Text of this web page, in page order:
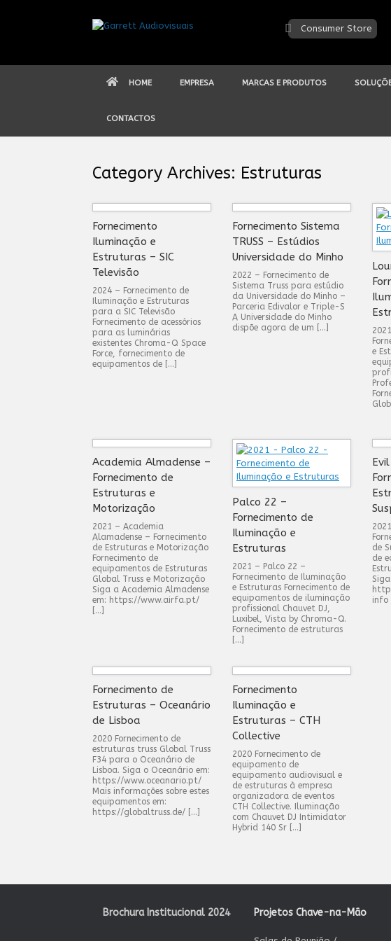
Consumer Store
HOME EMPRESA MARCAS E PRODUTOS
CONTACTOS
Category Archives: Estruturas
Fornecimento
Iluminação e
Estruturas – SIC
Televisão
2024 – Fornecimento de
Iluminação e Estruturas
para a SIC Televisão
Fornecimento de acessórios
para as luminárias
existentes Chroma-Q Space
Force, fornecimento de
equipamentos de […]
Fornecimento Sistema
TRUSS – Estúdios
Universidade do Minho
2022 – Fornecimento de
Sistema Truss para estúdio
da Universidade do Minho –
Parceria Edivalor e Triple-S
A Universidade do Minho
dispõe agora de um […]
e
Academia Almadense –
Fornecimento de
Estruturas e
Motorização
2021 – Academia
Alamadense – Fornecimento
de Estruturas e Motorização
Fornecimento de
equipamentos de Estruturas
Global Truss e Motorização
Siga a Academia Almadense
em: https://www.airfa.pt/
[…]
Palco 22 –
Fornecimento de
Iluminação e
Estruturas
2021 – Palco 22 –
Fornecimento de Iluminação
e Estruturas Fornecimento de
equipamentos de iluminação
profissional Chauvet DJ,
Luxibel, Vista by Chroma-Q.
Fornecimento de estruturas
[…]
de
de
info
Fornecimento de
Estruturas – Oceanário
de Lisboa
2020 Fornecimento de
estruturas truss Global Truss
F34 para o Oceanário de
Lisboa. Siga o Oceanário em:
https://www.oceanario.pt/
Mais informações sobre estes
equipamentos em:
https://globaltruss.de/ […]
Fornecimento
Iluminação e
Estruturas – CTH
Collective
2020 Fornecimento de
equipamento de
equipamento audiovisual e
de estruturas à empresa
organizadora de eventos
CTH Collective. Iluminação
com Chauvet DJ Intimidator
Hybrid 140 Sr […]
Brochura Institucional 2024 Projetos Chave-na-Mão